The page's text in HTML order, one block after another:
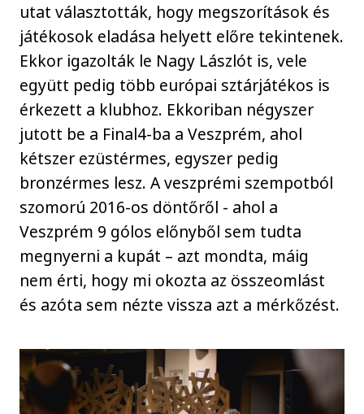
utat választották, hogy megszorítások és
játékosok eladása helyett előre tekintenek.
Ekkor igazolták le Nagy Lászlót is, vele
együtt pedig több európai sztárjátékos is
érkezett a klubhoz. Ekkoriban négyszer
jutott be a Final4-ba a Veszprém, ahol
kétszer ezüstérmes, egyszer pedig
bronzérmes lesz. A veszprémi szempotból
szomorú 2016-os döntőről - ahol a
Veszprém 9 gólos előnyből sem tudta
megnyerni a kupát – azt mondta, máig
nem érti, hogy mi okozta az összeomlást
és azóta sem nézte vissza azt a mérkőzést.